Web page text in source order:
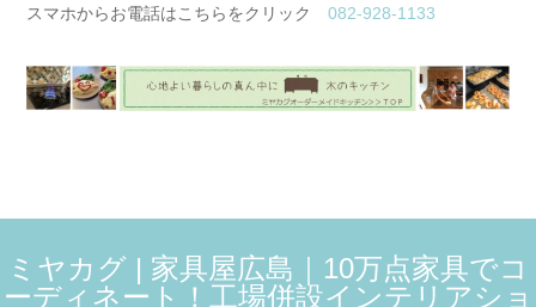
スマホからお電話はこちらをクリック 082-928-1133
ミヤカグ | 家具屋広島｜10万点家具でコ
ーディネート！工場併設インテリアショ